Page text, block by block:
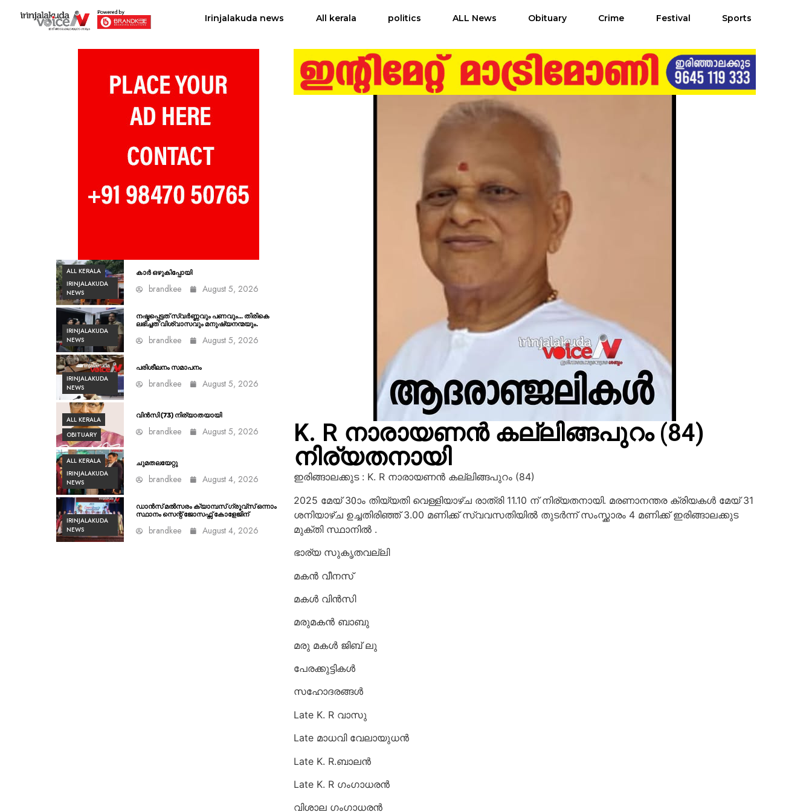
Irinjalakuda news All kerala politics ALL News Obituary Crime Festival Sports
K. R നാരായണൻ കല്ലിങ്ങപുറം (84)
നിര്യതനായി
ഇരിങ്ങാലക്കുട : K. R നാരായണൻ കല്ലിങ്ങപുറം (84)
2025 മേയ് 30ാം തിയ്യതി വെള്ളിയാഴ്ച രാത്രി 11.10 ന് നിര്യതനായി. മരണാനന്തര ക്രിയകൾ മേയ് 31
ശനിയാഴ്ച ഉച്ചതിരിഞ്ഞ് 3.00 മണിക്ക് സ്വവസതിയിൽ തുടർന്ന് സംസ്ക്കാരം 4 മണിക്ക് ഇരിങ്ങാലക്കുട
മുക്തി സ്ഥാനിൽ .
ഭാര്യ സുകൃതവല്ലി
മകൻ വീനസ്
മകൾ വിൻസി
മരുമകൻ ബാബു
മരു മകൾ ജിബ് ലു
പേരക്കുട്ടികൾ
സഹോദരങ്ങൾ
Late K. R വാസു
Late മാധവി വേലായുധൻ
Late K. R.ബാലൻ
Late K. R ഗംഗാധരൻ
വിശാല ഗംഗാധരൻ
ALL KERALA
IRINJALAKUDA
NEWS
കാർ ഒഴുകിപ്പോയി
brandkee August 5, 2026
IRINJALAKUDA
NEWS
നഷ്ടപ്പെട്ടത് സ്വർണ്ണവും പണവും… തിരികെ
ലഭിച്ചത് വിശ്വാസവും മനുഷ്യനന്മയും.
brandkee August 5, 2026
IRINJALAKUDA
NEWS
പരിശീലനം സമാപനം
brandkee August 5, 2026
ALL KERALA
OBITUARY
വിൻസി (73) നിര്യാതയായി
brandkee August 5, 2026
ALL KERALA
IRINJALAKUDA
NEWS
ചുമതലയേറ്റു
brandkee August 4, 2026
IRINJALAKUDA
NEWS
ഡാൻസ് മൽസരം ക്യാമ്പസ് ഗ്രൂവ്സ് ഒന്നാം
സ്ഥാനം സെന്റ് ജോസഫ്സ് കോളേജിന്
brandkee August 4, 2026